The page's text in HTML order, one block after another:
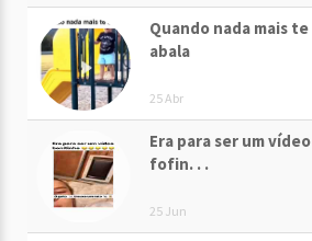
Quando nada mais te
abala
25 Abr
Era para ser um vídeo
fofin. . .
25 Jun